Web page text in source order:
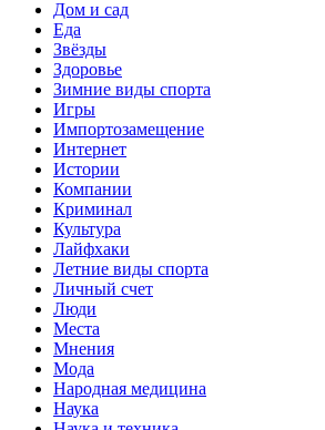
Дом и сад
Еда
Звёзды
Здоровье
Зимние виды спорта
Игры
Импортозамещение
Интернет
Истории
Компании
Криминал
Культура
Лайфхаки
Летние виды спорта
Личный счет
Люди
Места
Мнения
Мода
Народная медицина
Наука